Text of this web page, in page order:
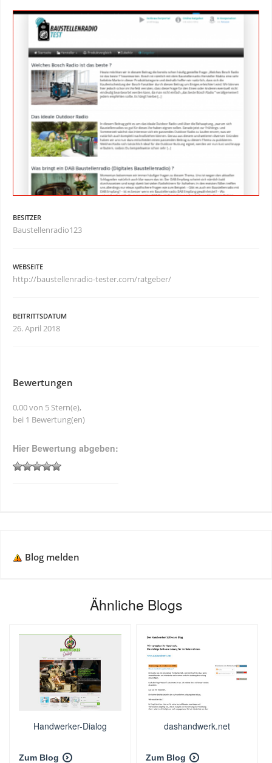
BESITZER
Baustellenradio123
WEBSEITE
http://baustellenradio-tester.com/ratgeber/
BEITRITTSDATUM
26. April 2018
Bewertungen
0,00 von 5 Stern(e),
bei 1 Bewertung(en)
Hier Bewertung abgeben:
Blog melden
Ähnliche Blogs
Handwerker-Dialog
Zum Blog
dashandwerk.net
Zum Blog